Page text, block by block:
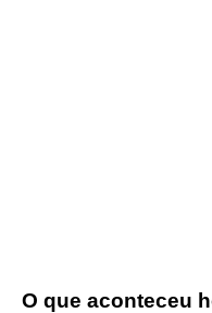
O que aconteceu